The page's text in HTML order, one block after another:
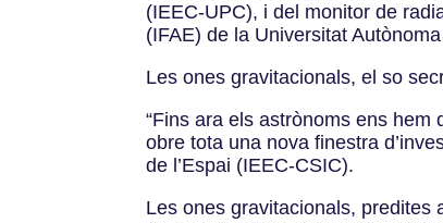
(IEEC-UPC), i del monitor de
(IFAE) de la Universitat
Les ones gravitacionals, el so
“Fins ara els astrònoms ens hem
obre tota una nova finestra
de l’Espai (IEEC-CSIC).
Les ones gravitacionals, predites